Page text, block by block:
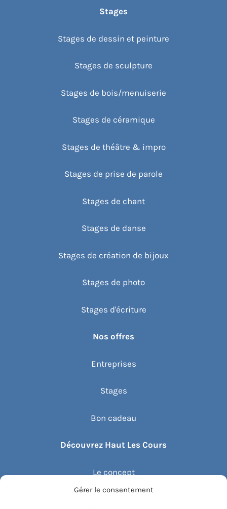
Gérer le consentement
Stages
Stages de dessin et peinture
Stages de sculpture
Stages de bois/menuiserie
Stages de céramique
Stages de théâtre & impro
Stages de prise de parole
Stages de chant
Stages de danse
Stages de création de bijoux
Stages de photo
Stages d'écriture
Nos offres
Entreprises
Stages
Bon cadeau
Découvrez Haut Les Cours
Le concept